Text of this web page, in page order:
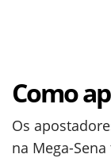
Como
Os
na Mega-